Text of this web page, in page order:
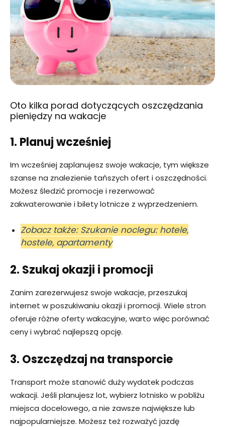
Oto kilka porad dotyczących oszczędzania
pieniędzy na wakacje
1. Planuj wcześniej
Im wcześniej zaplanujesz swoje wakacje, tym większe
szanse na znalezienie tańszych ofert i oszczędności.
Możesz śledzić promocje i rezerwować
zakwaterowanie i bilety lotnicze z wyprzedzeniem.
Zobacz także: Szukanie noclegu: hotele,
hostele, apartamenty
2. Szukaj okazji i promocji
Zanim zarezerwujesz swoje wakacje, przeszukaj
internet w poszukiwaniu okazji i promocji. Wiele stron
oferuje różne oferty wakacyjne, warto więc porównać
ceny i wybrać najlepszą opcję.
3. Oszczędzaj na transporcie
Transport może stanowić duży wydatek podczas
wakacji. Jeśli planujesz lot, wybierz lotnisko w pobliżu
miejsca docelowego, a nie zawsze największe lub
najpopularniejsze. Możesz też rozważyć jazdę